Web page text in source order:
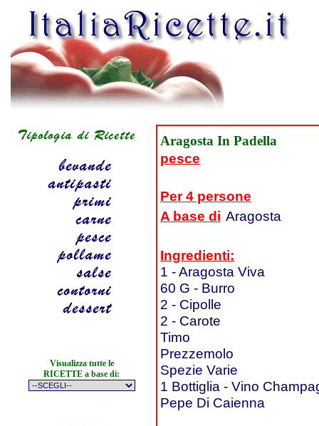
Visualizza tutte le
RICETTE a base di:
Aragosta In Padella
pesce
Per 4 persone
A base di Aragosta
Ingredienti:
1 - Aragosta Viva
60 G - Burro
2 - Cipolle
2 - Carote
Timo
Prezzemolo
Spezie Varie
1 Bottiglia - Vino
Pepe Di Caienna